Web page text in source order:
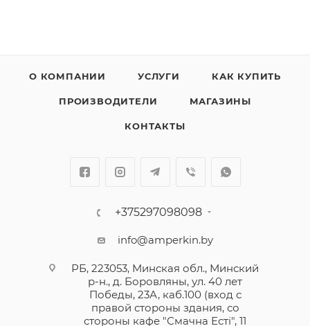
О КОМПАНИИ УСЛУГИ КАК КУПИТЬ
ПРОИЗВОДИТЕЛИ МАГАЗИНЫ
КОНТАКТЫ
+375297098098
info@amperkin.by
РБ, 223053, Минская обл., Минский
р-н., д. Боровляны, ул. 40 лет
Победы, 23А, каб.100 (вход с
правой стороны здания, со
стороны кафе "Смачна Естi", 11